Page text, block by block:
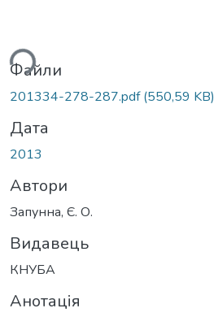
Файли
201334-278-287.pdf(550,59 KB)
Дата
2013
Автори
Запунна, Є. О.
Видавець
КНУБА
Анотація